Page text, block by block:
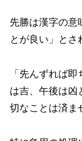
先勝は漢字の意
とが良い」とさ
「先んずれば
は吉、午後は凶
切なことは済ま